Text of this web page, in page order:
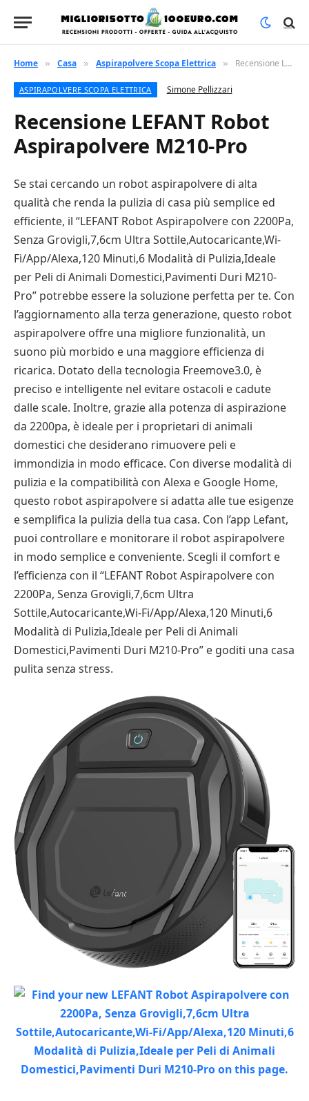
Home » Casa » Aspirapolvere Scopa Elettrica » Recensione LEFANT Robot Aspirapolvere M210-Pro
ASPIRAPOLVERE SCOPA ELETTRICA Simone Pellizzari
Recensione LEFANT Robot
Aspirapolvere M210-Pro
Se stai cercando un robot aspirapolvere di alta
qualità che renda la pulizia di casa più semplice ed
efficiente, il “LEFANT Robot Aspirapolvere con 2200Pa,
Senza Grovigli,7,6cm Ultra Sottile,Autocaricante,Wi-
Fi/App/Alexa,120 Minuti,6 Modalità di Pulizia,Ideale
per Peli di Animali Domestici,Pavimenti Duri M210-
Pro” potrebbe essere la soluzione perfetta per te. Con
l’aggiornamento alla terza generazione, questo robot
aspirapolvere offre una migliore funzionalità, un
suono più morbido e una maggiore efficienza di
ricarica. Dotato della tecnologia Freemove3.0, è
preciso e intelligente nel evitare ostacoli e cadute
dalle scale. Inoltre, grazie alla potenza di aspirazione
da 2200pa, è ideale per i proprietari di animali
domestici che desiderano rimuovere peli e
immondizia in modo efficace. Con diverse modalità di
pulizia e la compatibilità con Alexa e Google Home,
questo robot aspirapolvere si adatta alle tue esigenze
e semplifica la pulizia della tua casa. Con l’app Lefant,
puoi controllare e monitorare il robot aspirapolvere
in modo semplice e conveniente. Scegli il comfort e
l’efficienza con il “LEFANT Robot Aspirapolvere con
2200Pa, Senza Grovigli,7,6cm Ultra
Sottile,Autocaricante,Wi-Fi/App/Alexa,120 Minuti,6
Modalità di Pulizia,Ideale per Peli di Animali
Domestici,Pavimenti Duri M210-Pro” e goditi una casa
pulita senza stress.